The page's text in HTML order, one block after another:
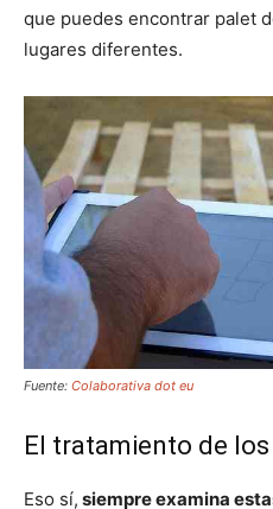
que puedes encontrar palet
lugares diferentes.
Fuente: Colaborativa dot eu
El tratamiento de
Eso sí, siempre examina